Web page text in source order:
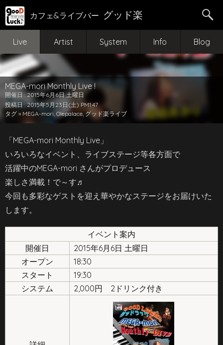
カフェ&ライブバー グッド楽
Live Artist System Info Blog
MEGA-mori Monthly Live !
開催日 : 2015年6月6日 土曜日
投稿日 : 2015年5月23日(土) PM1:47
タグ » MEGA-mori, Olepalace,グッド楽ライブ
「MEGA-mori Monthly Live」
いろいろなイベント、ライブステージ等各方面で
活躍中のMEGA-mori さんがプロデュース
楽しさ満載！で～す♬
今回も多彩なゲストを迎え華やかなステージをお届けいた
します。
イベント案内
開催日
2015年6月6日 土曜日
オープン
18:30
スタート
19:30
システム
2,000円 2ドリンク付き